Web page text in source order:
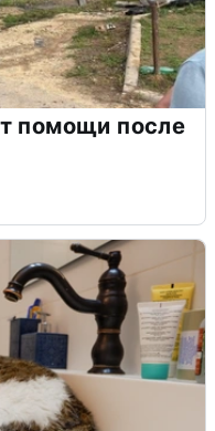
помощи после